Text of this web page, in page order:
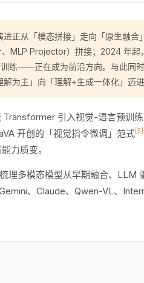
进正从「模态拼接」走向「原生融
、MLP Projector）拼接；2024 年
练——正在成为前沿方向。与此同
为主」向「理解+生成一体化」迈进
Transformer 引入视觉-语言预训
开创的「视觉指令微调」范式[5]
力质变。
理多模态模型从早期融合、LLM
、Claude、Qwen-VL、